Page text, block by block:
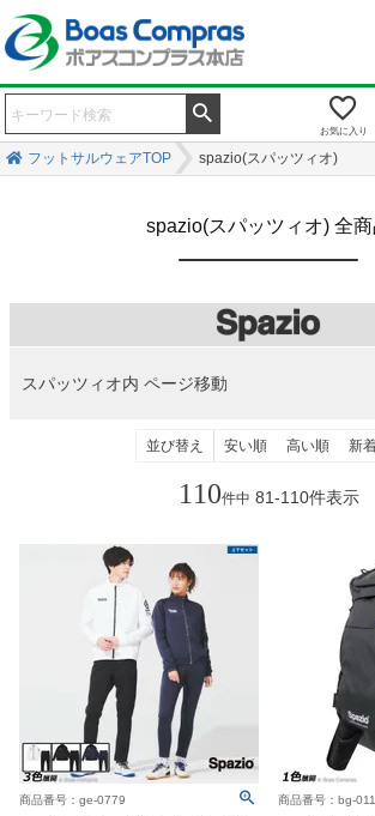
お気に入り
フットサルウェアTOP spazio(スパッツィオ)
spazio(スパッツィオ) 全商
スパッツィオ内 ページ移動
並び替え 安い順 高い順 新
110件中 81-110件表示
商品番号：ge-0779 商品番号：bg-